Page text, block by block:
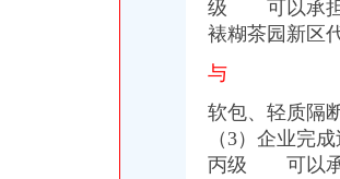
营业执照,房地产开发资质验资-重庆58同城
公司注册代办营业执照代理_重庆工商注册_重
步骤,2017年新华代理注册公司要多少钱
理记账_苏州代办营业执照_苏州新区|吴中区|吴江|
代理物业公司营业执照办理【今日推荐网-苏州
级 可以承担
裱糊茶园新区
与
软包、轻质隔
（3）企业完
丙级 可以承